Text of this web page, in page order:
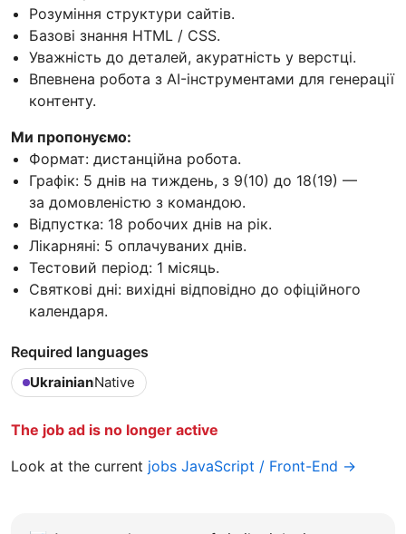
Розуміння структури сайтів.
Базові знання HTML / CSS.
Уважність до деталей, акуратність у верстці.
Впевнена робота з AI-інструментами для генерації
контенту.
Ми пропонуємо:
Формат: дистанційна робота.
Графік: 5 днів на тиждень, з 9(10) до 18(19) —
за домовленістю з командою.
Відпустка: 18 робочих днів на рік.
Лікарняні: 5 оплачуваних днів.
Тестовий період: 1 місяць.
Святкові дні: вихідні відповідно до офіційного
календаря.
Required languages
UkrainianNative
The job ad is no longer active
Look at the current jobs JavaScript / Front-End →